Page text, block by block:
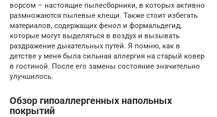
ворсом – настоящие пылесборники, в которых активно
размножаются пылевые клещи. Также стоит избегать
материалов, содержащих фенол и формальдегид,
которые могут выделяться в воздух и вызывать
раздражение дыхательных путей. Я помню, как в
детстве у меня была сильная аллергия на старый ковер
в гостиной. После его замены состояние значительно
улучшилось.
Обзор гипоаллергенных напольных
покрытий